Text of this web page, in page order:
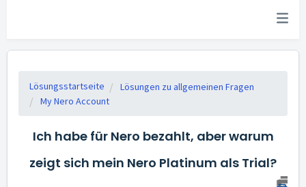
Lösungsstartseite
Lösungen zu allgemeinen Fragen
My Nero Account
Ich habe für Nero bezahlt, aber warum
zeigt sich mein Nero Platinum als Trial?